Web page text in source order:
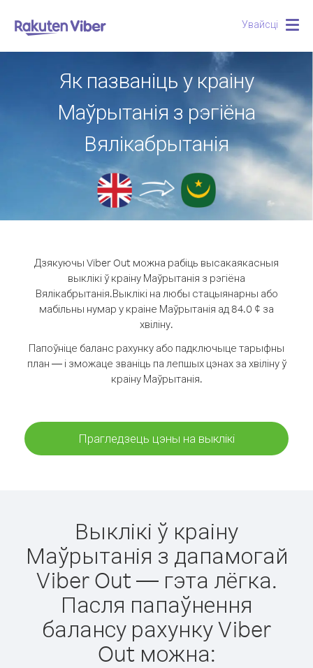
Увайсці
Як пазваніць у краіну
Маўрытанія з рэгіёна
Вялікабрытанія
Дзякуючы Viber Out можна рабіць высакаякасныя
выклікі ў краіну Маўрытанія з рэгіёна
Вялікабрытанія.Выклікі на любы стацыянарны або
мабільны нумар у краіне Маўрытанія ад 84.0 ¢ за
хвіліну.
Папоўніце баланс рахунку або падключыце тарыфны
план — і зможаце званіць па лепшых цэнах за хвіліну ў
краіну Маўрытанія.
Прагледзець цэны на выклікі
Выклікі ў краіну
Маўрытанія з дапамогай
Viber Out — гэта лёгка.
Пасля папаўнення
балансу рахунку Viber
Out можна: